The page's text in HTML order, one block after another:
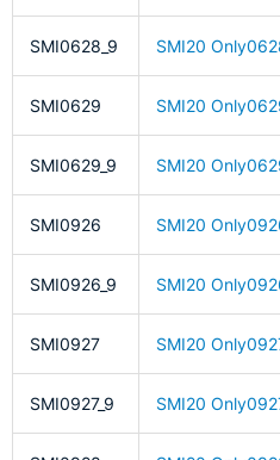
SMI0628_9 SMI20
SMI0629 SMI20
SMI0629_9 SMI20
SMI0926 SMI20
SMI0926_9 SMI20
SMI0927 SMI20
SMI0927_9 SMI20